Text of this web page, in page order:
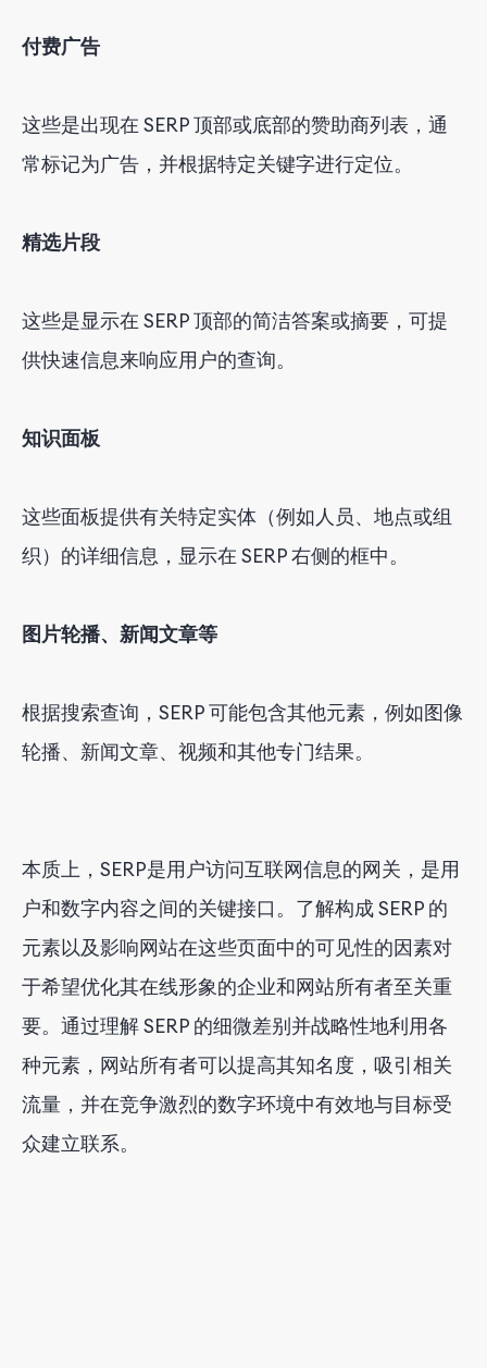
付费广告
这些是出现在 SERP 顶部或底部的赞助商列表，通
常标记为广告，并根据特定关键字进行定位。
精选片段
这些是显示在 SERP 顶部的简洁答案或摘要，可提
供快速信息来响应用户的查询。
知识面板
这些面板提供有关特定实体（例如人员、地点或组
织）的详细信息，显示在 SERP 右侧的框中。
图片轮播、新闻文章等
根据搜索查询，SERP 可能包含其他元素，例如图像
轮播、新闻文章、视频和其他专门结果。
本质上，SERP是用户访问互联网信息的网关，是用
户和数字内容之间的关键接口。了解构成 SERP 的
元素以及影响网站在这些页面中的可见性的因素对
于希望优化其在线形象的企业和网站所有者至关重
要。通过理解 SERP 的细微差别并战略性地利用各
种元素，网站所有者可以提高其知名度，吸引相关
流量，并在竞争激烈的数字环境中有效地与目标受
众建立联系。